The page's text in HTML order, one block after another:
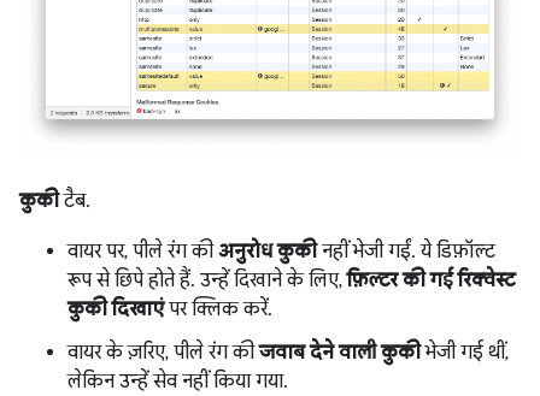
कुकीटैब.
वायर पर, पीले रंग कीअनुरोध कुकीनहीं भेजी गईं. ये डिफ़ॉल्ट
रूप से छिपे होते हैं. उन्हें दिखाने के लिए,फ़िल्टर की गई रिक्वेस्ट
कुकी दिखाएंपर क्लिक करें.
वायर के ज़रिए, पीले रंग कीजवाब देने वाली कुकीभेजी गई थीं,
लेकिन उन्हें सेव नहीं किया गया.